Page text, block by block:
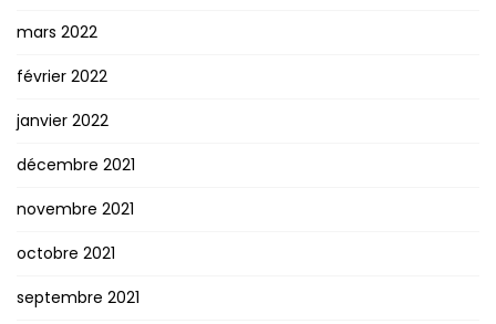
mars 2022
février 2022
janvier 2022
décembre 2021
novembre 2021
octobre 2021
septembre 2021